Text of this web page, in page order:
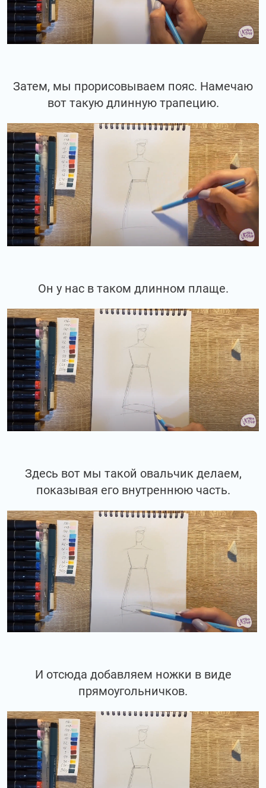
Затем, мы прорисовываем пояс. Намечаю
вот такую длинную трапецию.
Он у нас в таком длинном плаще.
Здесь вот мы такой овальчик делаем,
показывая его внутреннюю часть.
И отсюда добавляем ножки в виде
прямоугольничков.